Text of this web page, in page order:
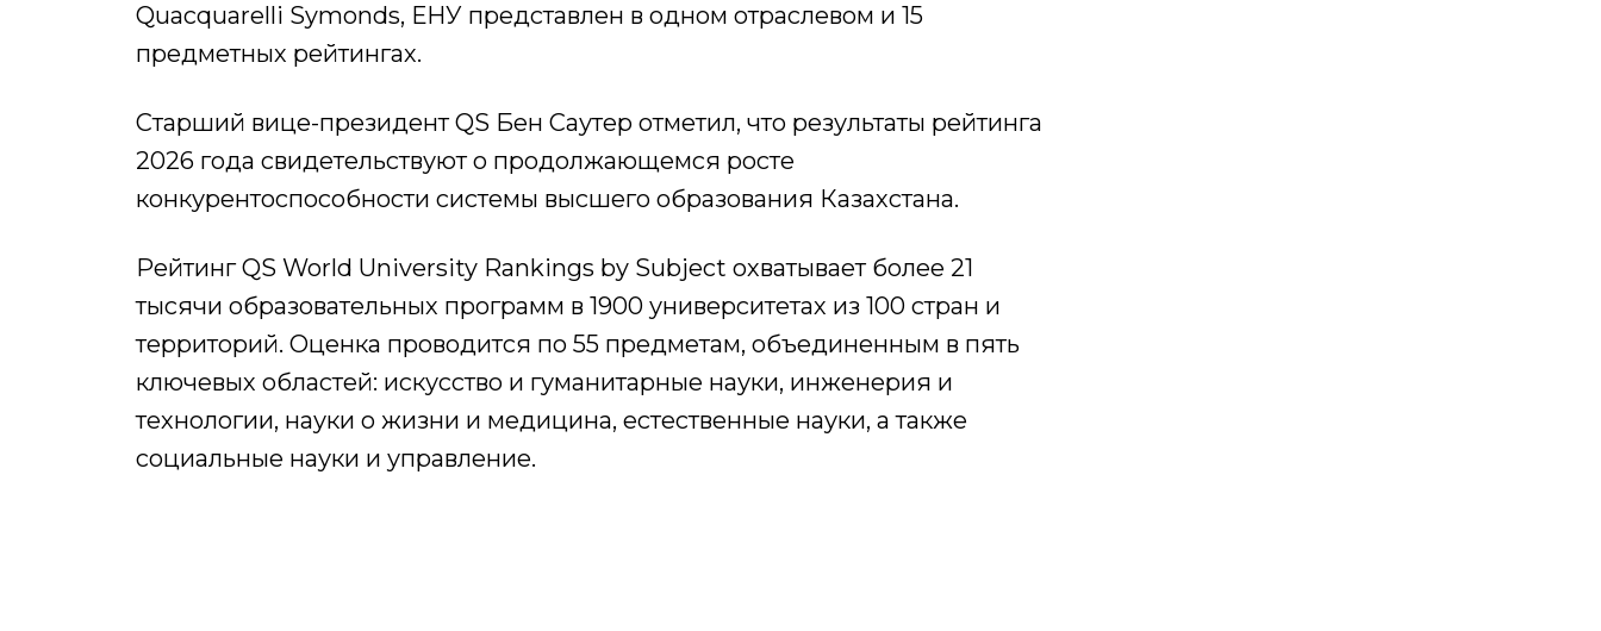
Quacquarelli Symonds, ЕНУ представлен в одном отраслевом и 15
предметных рейтингах.
Старший вице-президент QS Бен Саутер отметил, что результаты рейтинга
2026 года свидетельствуют о продолжающемся росте
конкурентоспособности системы высшего образования Казахстана.
Рейтинг QS World University Rankings by Subject охватывает более 21
тысячи образовательных программ в 1900 университетах из 100 стран и
территорий. Оценка проводится по 55 предметам, объединенным в пять
ключевых областей: искусство и гуманитарные науки, инженерия и
технологии, науки о жизни и медицина, естественные науки, а также
социальные науки и управление.